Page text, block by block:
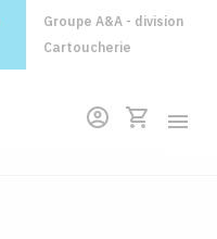
Groupe A&A - division
Cartoucherie